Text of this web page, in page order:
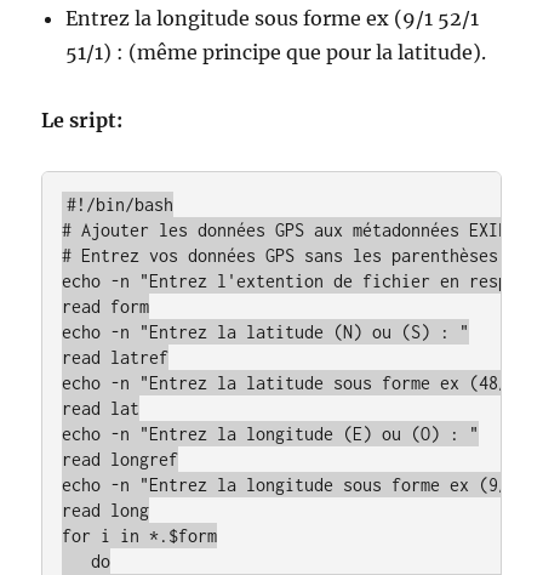
Entrez la longitude sous forme ex (9/1 52/1
51/1) : (même principe que pour la latitude).
Le sript:
#!/bin/bash
# Ajouter les données GPS aux métadonnées EXIF -
# Entrez vos données GPS sans les
echo -n "Entrez l'extention de fichier en
read form
echo -n "Entrez la latitude (N) ou (S) : "
read latref
echo -n "Entrez la latitude sous forme ex (48/1
read lat
echo -n "Entrez la longitude (E) ou (O) : "
read longref
echo -n "Entrez la longitude sous forme ex (9/1
read long
for i in *.$form
   do